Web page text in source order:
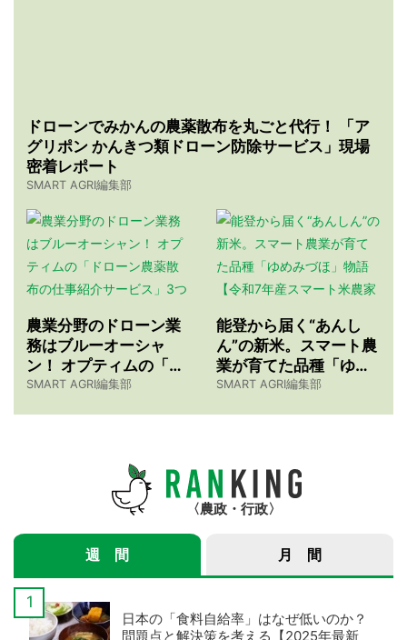
ドローンでみかんの農薬散布を丸ごと代行！ 「ア
グリポン かんきつ類ドローン防除サービス」現場
密着レポート
SMART AGRI編集部
農業分野のドローン業
務はブルーオーシャ
ン！ オプティムの「ド
ローン農薬散布の仕事
SMART AGRI編集部
能登から届く“あんし
ん”の新米。スマート農
業が育てた品種「ゆめ
みづほ」物語 【令和7
SMART AGRI編集部
農政・行政
週 間 月 間
日本の「食料自給率」はなぜ低いのか？
問題点と解決策を考える【2025年最新